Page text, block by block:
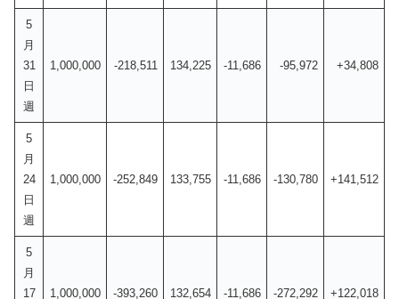
5
月
31
日
週
1,000,000 -218,511 134,225 -11,686 -95,972 +34,808
5
月
24
日
週
1,000,000 -252,849 133,755 -11,686 -130,780 +141,512
5
月
17
1,000,000 -393,260 132,654 -11,686 -272,292 +122,018